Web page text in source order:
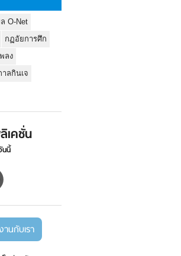
O-Net
กฏอัยการศึก
พลง
าลกินเจ
เคชั่น
นนี้
นกับเรา